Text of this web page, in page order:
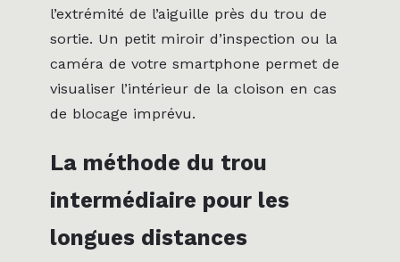
l’extrémité de l’aiguille près du trou de
sortie. Un petit miroir d’inspection ou la
caméra de votre smartphone permet de
visualiser l’intérieur de la cloison en cas
de blocage imprévu.
La méthode du trou
intermédiaire pour les
longues distances